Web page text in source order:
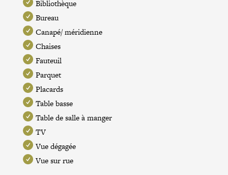
Bibliothèque
Bureau
Canapé/ méridienne
Chaises
Fauteuil
Parquet
Placards
Table basse
Table de salle à manger
TV
Vue dégagée
Vue sur rue